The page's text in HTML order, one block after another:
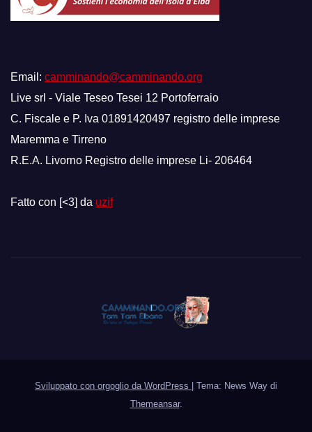
Email: camminando@camminando.org
Live srl - Viale Teseo Tesei 12 Portoferraio
C. Fiscale e P. Iva 01891420497 registro delle imprese
Maremma e Tirreno
R.E.A. Livorno Registro delle imprese Li- 206464
Fatto con [<3] da uzif
Sviluppato con orgoglio da WordPress | Tema: News Way di
Themeansar.